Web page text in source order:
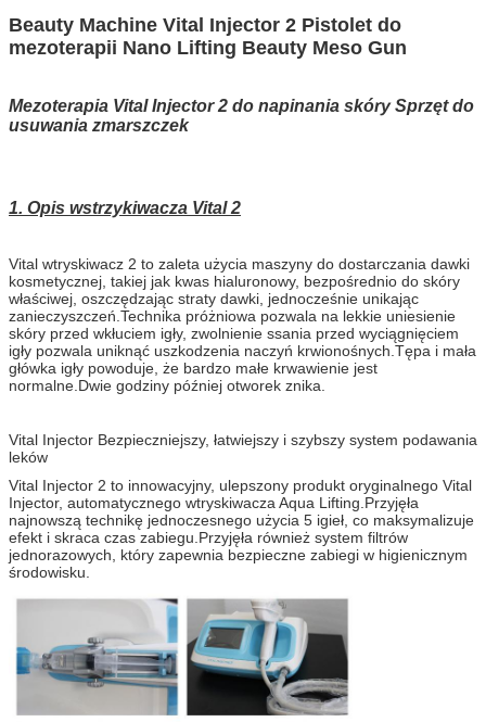
Beauty Machine Vital Injector 2 Pistolet do
mezoterapii Nano Lifting Beauty Meso Gun
Mezoterapia Vital Injector 2 do napinania skóry Sprzęt do
usuwania zmarszczek
1. Opis wstrzykiwacza Vital 2
Vital wtryskiwacz 2 to zaleta użycia maszyny do dostarczania dawki
kosmetycznej, takiej jak kwas hialuronowy, bezpośrednio do skóry
właściwej, oszczędzając straty dawki, jednocześnie unikając
zanieczyszczeń.Technika próżniowa pozwala na lekkie uniesienie
skóry przed wkłuciem igły, zwolnienie ssania przed wyciągnięciem
igły pozwala uniknąć uszkodzenia naczyń krwionośnych.Tępa i mała
główka igły powoduje, że bardzo małe krwawienie jest
normalne.Dwie godziny później otworek znika.
Vital Injector Bezpieczniejszy, łatwiejszy i szybszy system podawania
leków
Vital Injector 2 to innowacyjny, ulepszony produkt oryginalnego Vital
Injector, automatycznego wtryskiwacza Aqua Lifting.Przyjęła
najnowszą technikę jednoczesnego użycia 5 igieł, co maksymalizuje
efekt i skraca czas zabiegu.Przyjęła również system filtrów
jednorazowych, który zapewnia bezpieczne zabiegi w higienicznym
środowisku.